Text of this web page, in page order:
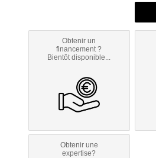
Obtenir un
financement ?
Bientôt disponible...
Obtenir une
expertise?